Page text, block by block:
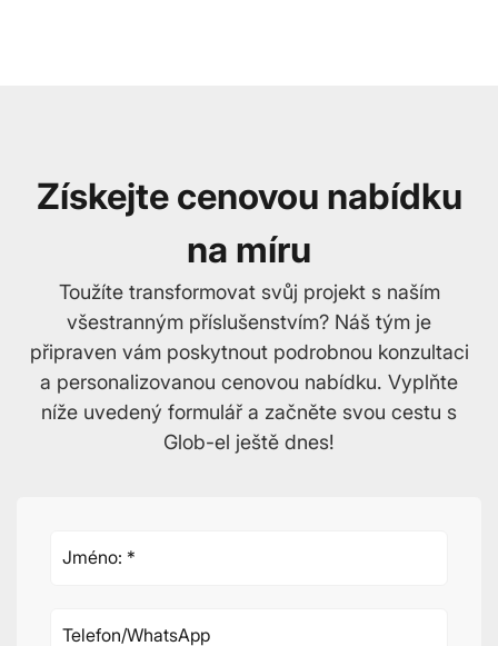
Získejte cenovou nabídku
na míru
Toužíte transformovat svůj projekt s naším
všestranným příslušenstvím? Náš tým je
připraven vám poskytnout podrobnou konzultaci
a personalizovanou cenovou nabídku. Vyplňte
níže uvedený formulář a začněte svou cestu s
Glob-el ještě dnes!